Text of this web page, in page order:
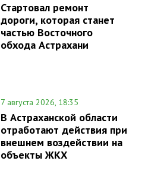
Стартовал ремонт
дороги, которая станет
частью Восточного
обхода Астрахани
7 августа 2026, 18:35
В Астраханской области
отработают действия при
внешнем воздействии на
объекты ЖКХ